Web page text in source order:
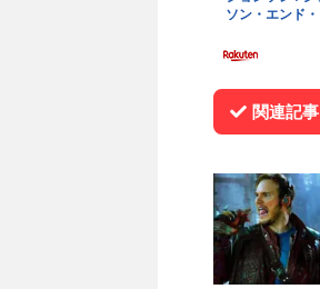
関連記事